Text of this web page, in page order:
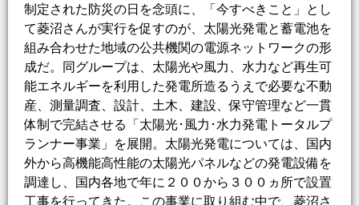
制定された防災の日を念頭に、「今すべきこと」とし
て菱沼さんが実行を促すのが、太陽光発電と蓄電池を
組み合わせた地域の公共機関の電源ネットワークの形
成だ。同グループは、太陽光や風力、水力など再生可
能エネルギーを利用した発電所造るうえで必要な不動
産、測量調査、設計、土木、建設、保守管理など一貫
体制で完結させる「太陽光･風力･水力発電トータルプ
ランナー事業」を展開。太陽光発電については、国内
外から高機能高性能の太陽光パネルなどの発電設備を
調達し、国内各地で年に２００から３００ヵ所で設置
工事を行ってきた。この事業に取り組む中で、菱沼さ